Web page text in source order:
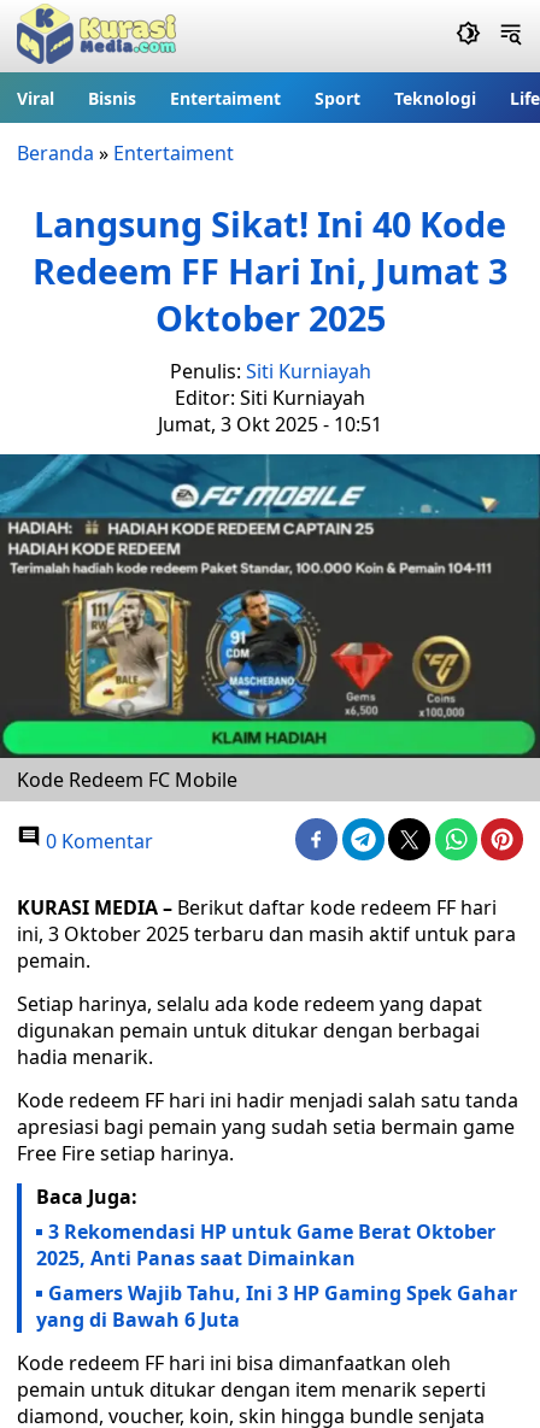
Viral Bisnis Entertaiment Sport Teknologi
Beranda » Entertaiment
Langsung Sikat! Ini 40 Kode
Redeem FF Hari Ini, Jumat 3
Oktober 2025
Penulis: Siti Kurniayah
Editor: Siti Kurniayah
Jumat, 3 Okt 2025 - 10:51
Kode Redeem FC Mobile
0 Komentar
KURASI MEDIA – Berikut daftar kode redeem FF hari
ini, 3 Oktober 2025 terbaru dan masih aktif untuk para
pemain.
Setiap harinya, selalu ada kode redeem yang dapat
digunakan pemain untuk ditukar dengan berbagai
hadia menarik.
Kode redeem FF hari ini hadir menjadi salah satu tanda
apresiasi bagi pemain yang sudah setia bermain game
Free Fire setiap harinya.
Baca Juga:
3 Rekomendasi HP untuk Game Berat Oktober
2025, Anti Panas saat Dimainkan
Gamers Wajib Tahu, Ini 3 HP Gaming Spek Gahar
yang di Bawah 6 Juta
Kode redeem FF hari ini bisa dimanfaatkan oleh
pemain untuk ditukar dengan item menarik seperti
diamond, voucher, koin, skin hingga bundle senjata